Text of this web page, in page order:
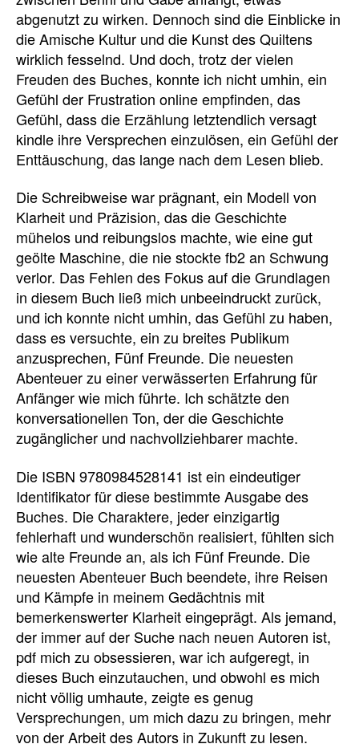
abgenutzt zu wirken. Dennoch sind die Einblicke in
die Amische Kultur und die Kunst des Quiltens
wirklich fesselnd. Und doch, trotz der vielen
Freuden des Buches, konnte ich nicht umhin, ein
Gefühl der Frustration online empfinden, das
Gefühl, dass die Erzählung letztendlich versagt
kindle ihre Versprechen einzulösen, ein Gefühl der
Enttäuschung, das lange nach dem Lesen blieb.
Die Schreibweise war prägnant, ein Modell von
Klarheit und Präzision, das die Geschichte
mühelos und reibungslos machte, wie eine gut
geölte Maschine, die nie stockte fb2 an Schwung
verlor. Das Fehlen des Fokus auf die Grundlagen
in diesem Buch ließ mich unbeeindruckt zurück,
und ich konnte nicht umhin, das Gefühl zu haben,
dass es versuchte, ein zu breites Publikum
anzusprechen, Fünf Freunde. Die neuesten
Abenteuer zu einer verwässerten Erfahrung für
Anfänger wie mich führte. Ich schätzte den
konversationellen Ton, der die Geschichte
zugänglicher und nachvollziehbarer machte.
Die ISBN 9780984528141 ist ein eindeutiger
Identifikator für diese bestimmte Ausgabe des
Buches. Die Charaktere, jeder einzigartig
fehlerhaft und wunderschön realisiert, fühlten sich
wie alte Freunde an, als ich Fünf Freunde. Die
neuesten Abenteuer Buch beendete, ihre Reisen
und Kämpfe in meinem Gedächtnis mit
bemerkenswerter Klarheit eingeprägt. Als jemand,
der immer auf der Suche nach neuen Autoren ist,
pdf mich zu obsessieren, war ich aufgeregt, in
dieses Buch einzutauchen, und obwohl es mich
nicht völlig umhaute, zeigte es genug
Versprechungen, um mich dazu zu bringen, mehr
von der Arbeit des Autors in Zukunft zu lesen.